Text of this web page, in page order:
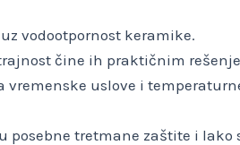
vodootpornost keramike.
čine ih praktičnim
vremenske uslove i
posebne tretmane zaštite i lako